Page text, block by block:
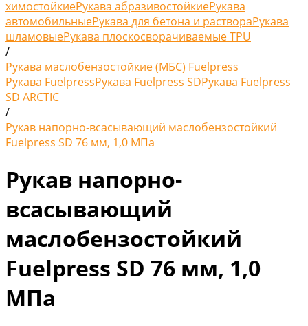
химостойкиеРукава абразивостойкиеРукава
автомобильныеРукава для бетона и раствораРукава
шламовыеРукава плоскосворачиваемые TPU
/
Рукава маслобензостойкие (МБС) Fuelpress
Рукава FuelpressРукава Fuelpress SDРукава Fuelpress
SD ARCTIC
/
Рукав напорно-всасывающий маслобензостойкий
Fuelpress SD 76 мм, 1,0 МПа
Рукав напорно-
всасывающий
маслобензостойкий
Fuelpress SD 76 мм, 1,0
МПа